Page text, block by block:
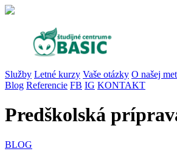
Služby Letné kurzy Vaše otázky O našej
Blog Referencie FB IG KONTAKT
Predškolská
BLOG